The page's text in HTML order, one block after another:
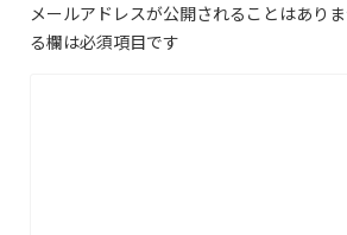
メールアドレスが公開されることはありま
る欄は必須項目です